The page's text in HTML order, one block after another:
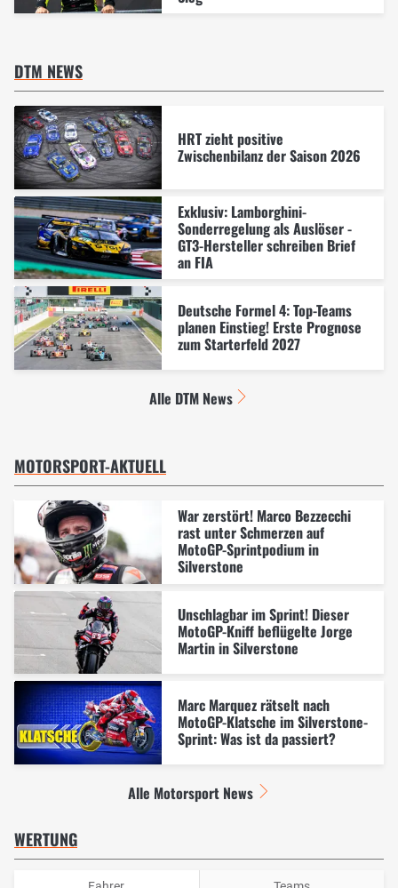
DTM NEWS
HRT zieht positive
Zwischenbilanz der Saison 2026
Exklusiv: Lamborghini-
Sonderregelung als Auslöser -
GT3-Hersteller schreiben Brief
an FIA
Deutsche Formel 4: Top-Teams
planen Einstieg! Erste Prognose
zum Starterfeld 2027
Alle DTM News
MOTORSPORT-AKTUELL
War zerstört! Marco Bezzecchi
rast unter Schmerzen auf
MotoGP-Sprintpodium in
Silverstone
Unschlagbar im Sprint! Dieser
MotoGP-Kniff beflügelte Jorge
Martin in Silverstone
Marc Marquez rätselt nach
MotoGP-Klatsche im Silverstone-
Sprint: Was ist da passiert?
Alle Motorsport News
WERTUNG